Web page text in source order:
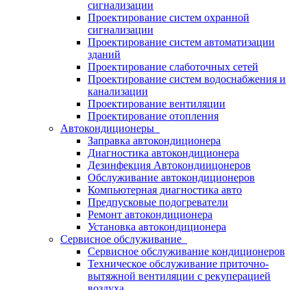
сигнализации
Проектирование систем охранной
сигнализации
Проектирование систем автоматизации
зданий
Проектирование слаботочных сетей
Проектирование систем водоснабжения и
канализации
Проектирование вентиляции
Проектирование отопления
Автокондиционеры
Заправка автокондиционера
Диагностика автокондиционера
Дезинфекция Автокондиицонеров
Обслуживание автокондиционеров
Компьютерная диагностика авто
Предпусковые подогреватели
Ремонт автокондиционера
Установка автокондиционера
Сервисное обслуживание
Сервисное обслуживание кондиционеров
Техническое обслуживание приточно-
вытяжной вентиляции с рекуперацией